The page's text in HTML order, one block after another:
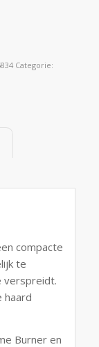
Categorie:
compacte
te
verspreidt.
haard
Burner en